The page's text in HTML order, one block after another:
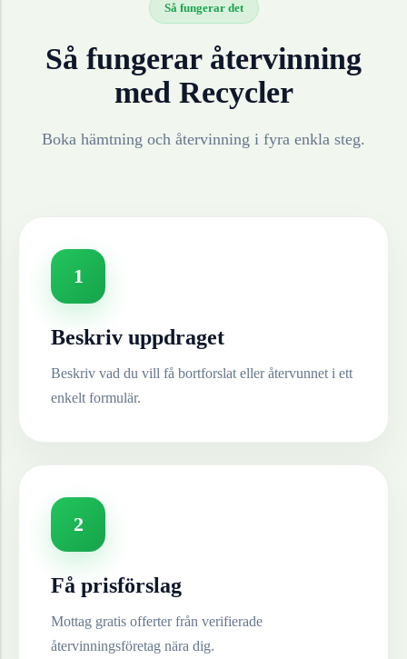
Så fungerar det
Så fungerar återvinning
med Recycler
Boka hämtning och återvinning i fyra enkla steg.
1
Beskriv uppdraget
Beskriv vad du vill få bortforslat eller återvunnet i ett
enkelt formulär.
2
Få prisförslag
Mottag gratis offerter från verifierade
återvinningsföretag nära dig.